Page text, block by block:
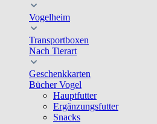
Vogelheim
Transportboxen
Nach Tierart
Geschenkkarten
Bücher Vogel
Hauptfutter
Ergänzungsfutter
Snacks